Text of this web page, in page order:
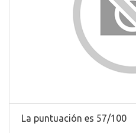
La puntuación es 57/100